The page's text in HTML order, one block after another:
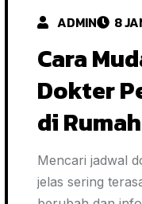
ADMIN 8
Cara
Dokter
di
Mencari jadwal
jelas sering